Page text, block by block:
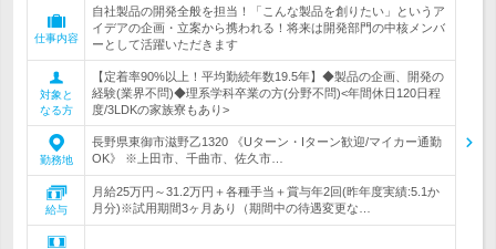
仕事内容
自社製品の開発全般を担当！「こんな製品を創りたい」というア
イデアの企画・立案から携われる！将来は開発部門の中核メンバ
ーとして活躍いただきます
対象と
なる方
【定着率90%以上！平均勤続年数19.5年】◆製品の企画、開発の
経験(業界不問)◆理系学科卒業の方(分野不問)<年間休日120日程
度/3LDKの家族寮もあり>
勤務地
長野県東御市滋野乙1320 《Uターン・Iターン歓迎/マイカー通勤
OK》 ※上田市、千曲市、佐久市…
給与
月給25万円～31.2万円＋各種手当＋賞与年2回(昨年度実績:5.1か
月分)※試用期間3ヶ月あり（期間中の待遇変更な…